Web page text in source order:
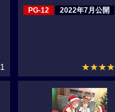
1
PG-12 2022年7月公開
★★★★